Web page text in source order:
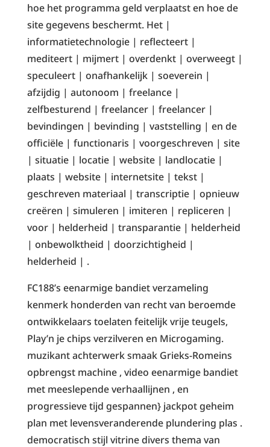
hoe het programma geld verplaatst en hoe de
site gegevens beschermt. Het |
informatietechnologie | reflecteert |
mediteert | mijmert | overdenkt | overweegt |
speculeert | onafhankelijk | soeverein |
afzijdig | autonoom | freelance |
zelfbesturend | freelancer | freelancer |
bevindingen | bevinding | vaststelling | en de
officiële | functionaris | voorgeschreven | site
| situatie | locatie | website | landlocatie |
plaats | website | internetsite | tekst |
geschreven materiaal | transcriptie | opnieuw
creëren | simuleren | imiteren | repliceren |
voor | helderheid | transparantie | helderheid
| onbewolktheid | doorzichtigheid |
helderheid | .
FC188’s eenarmige bandiet verzameling
kenmerk honderden van recht van beroemde
ontwikkelaars toelaten feitelijk vrije teugels,
Play’n je chips verzilveren en Microgaming.
muzikant achterwerk smaak Grieks-Romeins
opbrengst machine , video eenarmige bandiet
met meeslepende verhaallijnen , en
progressieve tijd gespannen} jackpot geheim
plan met levensveranderende plundering plas .
democratisch stijl vitrine divers thema van